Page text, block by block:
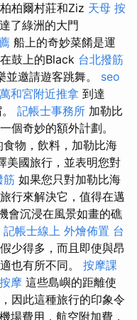
柏爾村莊和Ziz 天母 按
了綠洲的大門
船上的奇妙菜餚是運
鼓上的Black 台北撥筋
邀請遊客跳舞。 seo
萬和宮附近推拿 到達
記帳士事務所 加勒比
個奇妙的額外計劃。
物，飲料，加勒比海
美國旅行，並表明您對
筋 如果您只對加勒比海
行來解決它，值得在邁
會沉浸在風景如畫的礁
記帳士線上 外燴佈置 台
少得多，而且即使與昂
也有所不同。 按摩課
摩 這些島嶼的距離使
因此這種旅行的印象令
機場費用，航空附加費，